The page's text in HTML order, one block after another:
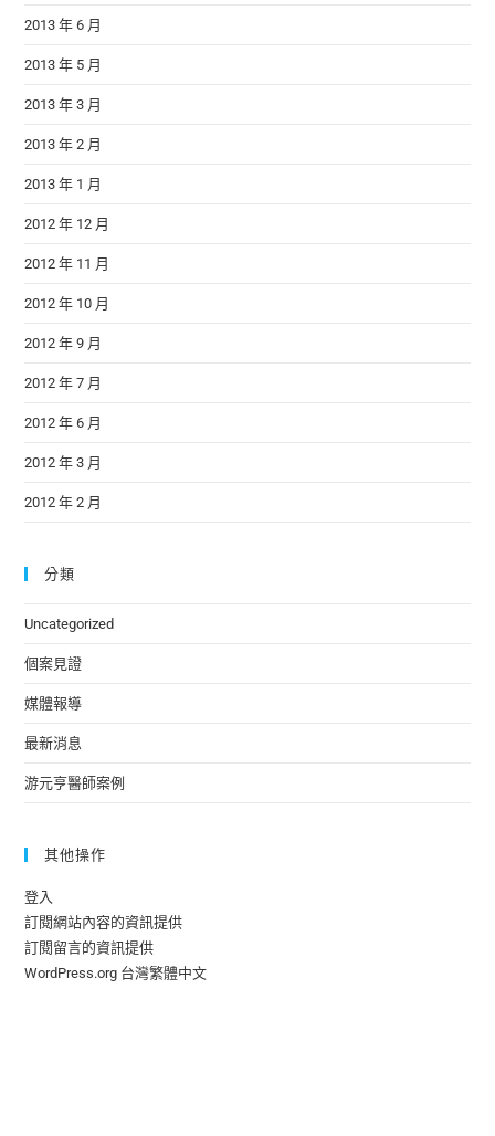
2013 年 6 月
2013 年 5 月
2013 年 3 月
2013 年 2 月
2013 年 1 月
2012 年 12 月
2012 年 11 月
2012 年 10 月
2012 年 9 月
2012 年 7 月
2012 年 6 月
2012 年 3 月
2012 年 2 月
分類
Uncategorized
個案見證
媒體報導
最新消息
游元亨醫師案例
其他操作
登入
訂閱網站內容的資訊提供
訂閱留言的資訊提供
WordPress.org 台灣繁體中文